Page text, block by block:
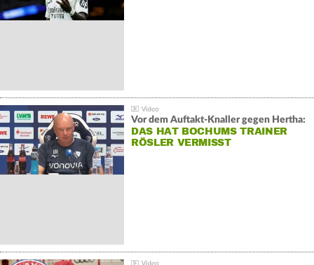
Vor dem Auftakt-Knaller gegen Hertha:
DAS HAT BOCHUMS TRAINER
RÖSLER VERMISST